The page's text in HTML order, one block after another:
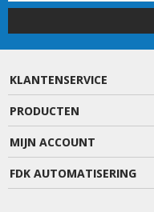
KLANTENSERVICE
PRODUCTEN
MIJN ACCOUNT
FDK AUTOMATISERING